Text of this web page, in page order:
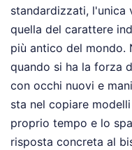
standardizzati, l'unica
quella del carattere
più antico del mondo.
quando si ha la forza
con occhi nuovi e
sta nel copiare
proprio tempo e lo
risposta concreta al